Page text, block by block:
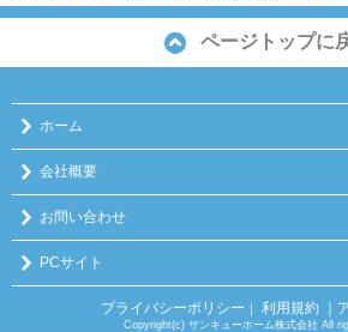
ページトップに
ホーム
会社概要
お問い合わせ
PCサイト
プライバシーポリシー ｜ 利用規約 ｜
Copyright(c) サンキューホーム株式会社 All